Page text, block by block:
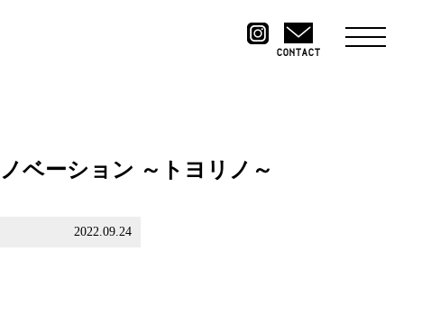
CONTACT
ベーション ～トヨリノ～
2022.09.24